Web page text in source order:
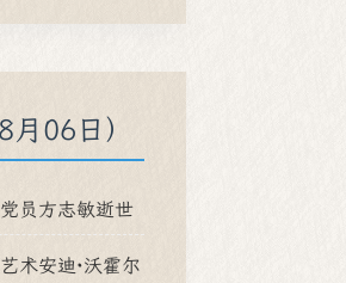
06日）
员方志敏逝世
术安迪·沃霍尔